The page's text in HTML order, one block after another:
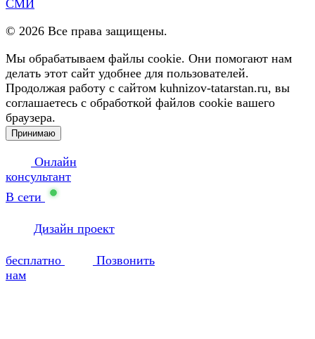
СМИ
© 2026 Все права защищены.
Мы обрабатываем файлы cookie. Они помогают нам
делать этот сайт удобнее для пользователей.
Продолжая работу с сайтом kuhnizov-tatarstan.ru, вы
соглашаетесь с обработкой файлов cookie вашего
браузера.
Принимаю
Онлайн
консультант
В сети
Дизайн проект
бесплатно
Позвонить
нам